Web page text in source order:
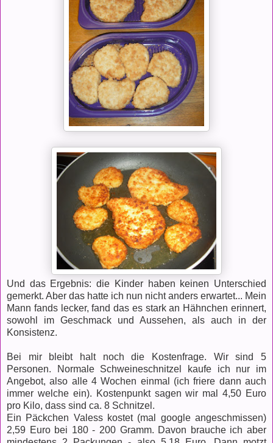
Und das Ergebnis: die Kinder haben keinen Unterschied
gemerkt. Aber das hatte ich nun nicht anders erwartet... Mein
Mann fands lecker, fand das es stark an Hähnchen erinnert,
sowohl im Geschmack und Aussehen, als auch in der
Konsistenz.
Bei mir bleibt halt noch die Kostenfrage. Wir sind 5
Personen. Normale Schweineschnitzel kaufe ich nur im
Angebot, also alle 4 Wochen einmal (ich friere dann auch
immer welche ein). Kostenpunkt sagen wir mal 4,50 Euro
pro Kilo, dass sind ca. 8 Schnitzel.
Ein Päckchen Valess kostet (mal google angeschmissen)
2,59 Euro bei 180 - 200 Gramm. Davon brauche ich aber